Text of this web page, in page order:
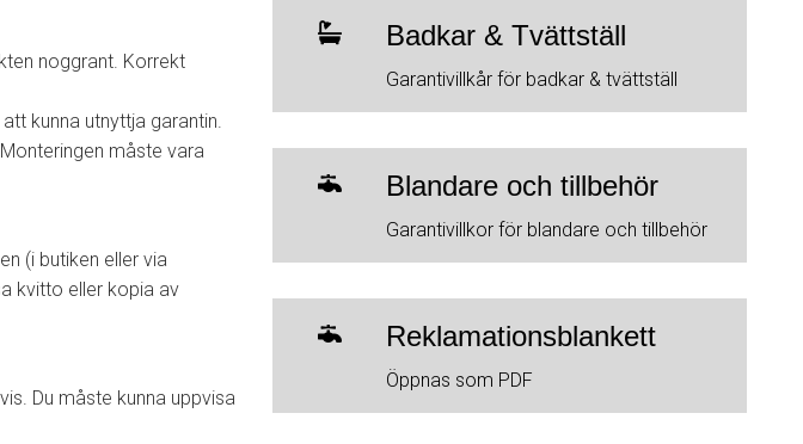
noggrant. Korrekt
kunna utnyttja garantin.
måste vara
(i butiken eller via
kvitto eller kopia av
Du måste kunna uppvisa
Badkar & Tvättställ
Garantivillkår för badkar & tvättställ
Blandare och tillbehör
Garantivillkor för blandare och tillbehör
Reklamationsblankett
Öppnas som PDF